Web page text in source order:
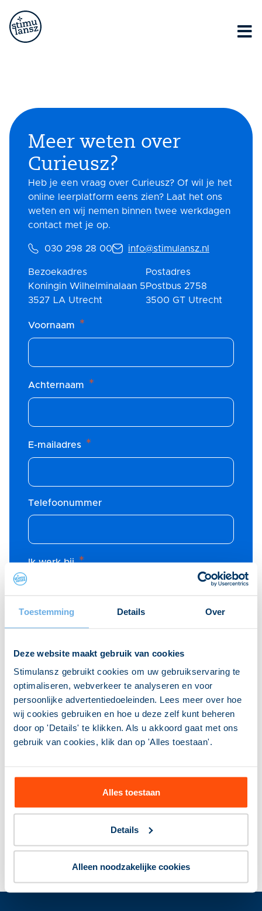
Toestemming Details Over
Deze website maakt gebruik van cookies
Stimulansz gebruikt cookies om uw gebruikservaring te
optimaliseren, webverkeer te analyseren en voor
persoonlijke advertentiedoeleinden. Lees meer over hoe
wij cookies gebruiken en hoe u deze zelf kunt beheren
door op 'Details' te klikken. Als u akkoord gaat met ons
gebruik van cookies, klik dan op 'Alles toestaan'.
Alles toestaan
Details
Alleen noodzakelijke cookies
Ut elit tellus, luctus nec ullamcorper mattis, pulvinar
dapibus leo.
Meer weten over
Curieusz?
Heb je een vraag over Curieusz? Of wil je het
online leerplatform eens zien? Laat het ons
weten en wij nemen binnen twee werkdagen
contact met je op.
030 298 28 00 info@stimulansz.nl
Bezoekadres
Koningin Wilhelminalaan 5
3527 LA Utrecht
Postadres
Postbus 2758
3500 GT Utrecht
Voornaam *
Achternaam *
E-mailadres *
Telefoonummer
Ik werk bij *
Mijn vraag of opmerking